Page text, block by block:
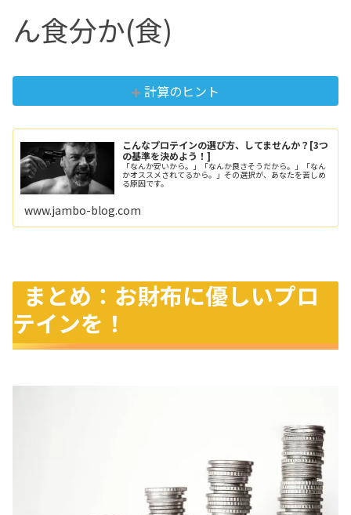
ん食分か(食)
計算のヒント
こんなプロテインの選び方、してませんか？[3つ
の基準を決めよう！]
「なんか安いから。」「なんか良さそうだから。」「なん
かオススメされてるから。」その選択が、あなたを苦しめ
る原因です。
www.jambo-blog.com
まとめ：お財布に優しいプロ
テインを！